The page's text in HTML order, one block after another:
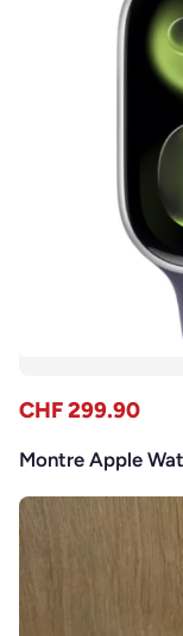
CHF 299.90
Montre Apple